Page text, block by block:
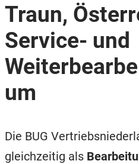
Traun,
Service- und
um
Die BUG
gleichzeitig als